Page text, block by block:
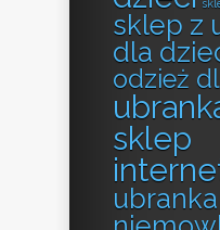
sklep z
dla
odzież
sklep